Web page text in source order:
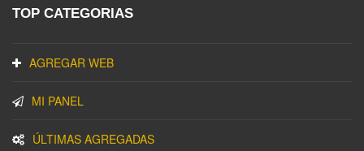
TOP CATEGORIAS
AGREGAR WEB
MI PANEL
ÚLTIMAS AGREGADAS